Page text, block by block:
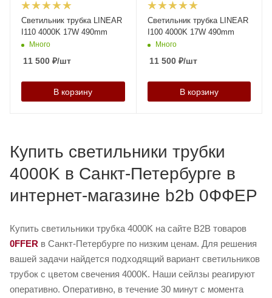
Светильник трубка LINEAR
I110 4000K 17W 490mm
Много
11 500 ₽/шт
В корзину
Светильник трубка LINEAR
I100 4000K 17W 490mm
Много
11 500₽/шт
В корзину
Купить светильники трубки
4000K в Санкт-Петербурге в
интернет-магазине b2b 0ФФЕР
Купить светильники трубка 4000K на сайте B2B товаров
0FFER в Санкт-Петербурге по низким ценам. Для решения
вашей задачи найдется подходящий вариант светильников
трубок с цветом свечения 4000K. Наши сейлзы реагируют
оперативно. Оперативно, в течение 30 минут с момента